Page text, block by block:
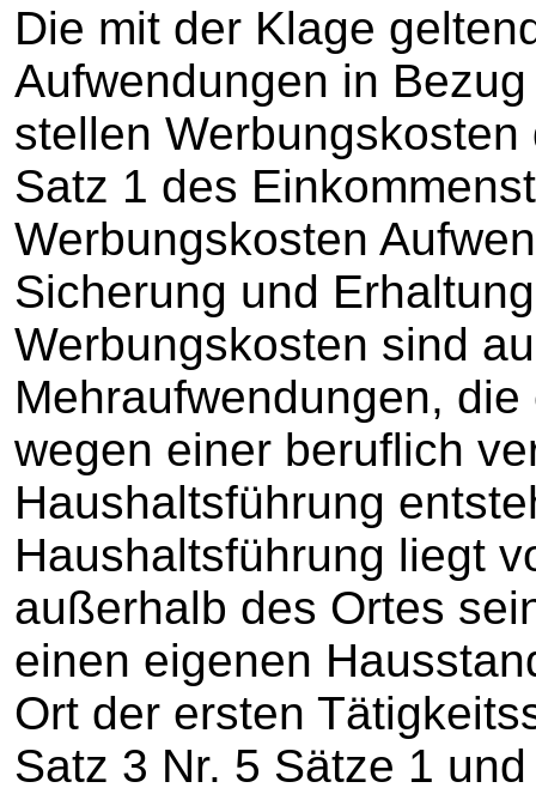
Die mit der Klage
Aufwendungen in
stellen
Satz 1 des
Werbungskosten
Sicherung und
Werbungskosten sind
Mehraufwendungen,
wegen einer beruflich
Haushaltsführung
Haushaltsführung liegt
außerhalb des Ortes
einen eigenen
Ort der ersten
Satz 3 Nr. 5 Sätze 1